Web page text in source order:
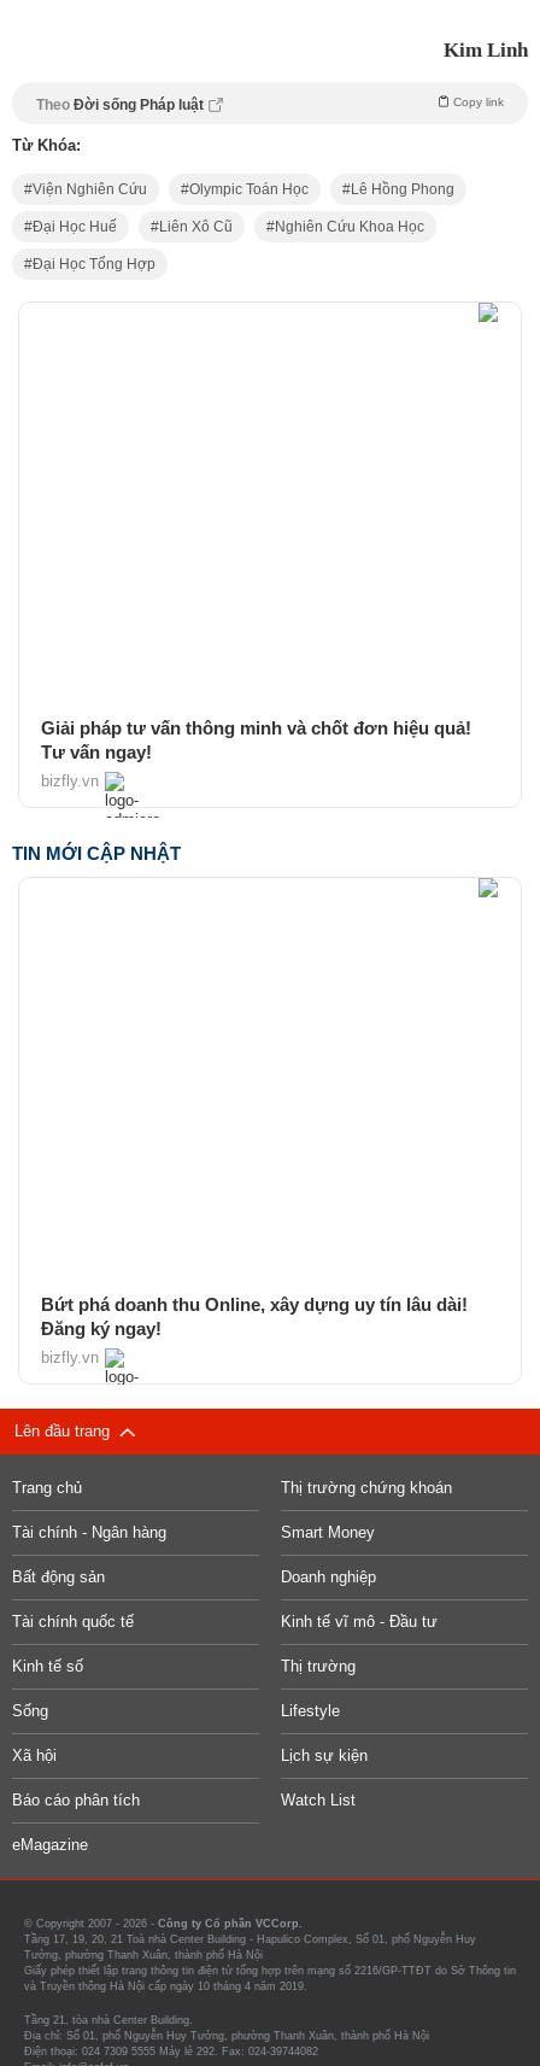
Kim Linh
Theo Đời sống Pháp luật Copy link
Từ Khóa:
Viện Nghiên Cứu Olympic Toán Học Lê Hồng Phong
Đại Học Huế Liên Xô Cũ Nghiên Cứu Khoa Học
Đại Học Tổng Hợp
Giải pháp tư vấn thông minh và chốt đơn hiệu quả!
Tư vấn ngay!
bizfly.vn
TIN MỚI CẬP NHẬT
Bứt phá doanh thu Online, xây dựng uy tín lâu dài!
Đăng ký ngay!
bizfly.vn
Lên đầu trang
Trang chủ Thị trường chứng khoán
Tài chính - Ngân hàng Smart Money
Bất động sản Doanh nghiệp
Tài chính quốc tế Kinh tế vĩ mô - Đầu tư
Kinh tế số Thị trường
Sống Lifestyle
Xã hội Lịch sự kiện
Báo cáo phân tích Watch List
eMagazine
© Copyright 2007 - 2026 - Công ty Cổ phần VCCorp.
Tầng 17, 19, 20, 21 Toà nhà Center Building - Hapulico Complex, Số 01, phố Nguyễn Huy
Tưởng, phường Thanh Xuân, thành phố Hà Nội
Giấy phép thiết lập trang thông tin điện tử tổng hợp trên mạng số 2216/GP-TTĐT do Sở Thông tin
và Truyền thông Hà Nội cấp ngày 10 tháng 4 năm 2019.
Tầng 21, tòa nhà Center Building.
Địa chỉ: Số 01, phố Nguyễn Huy Tưởng, phường Thanh Xuân, thành phố Hà Nội
Điện thoại: 024 7309 5555 Máy lẻ 292. Fax: 024-39744082